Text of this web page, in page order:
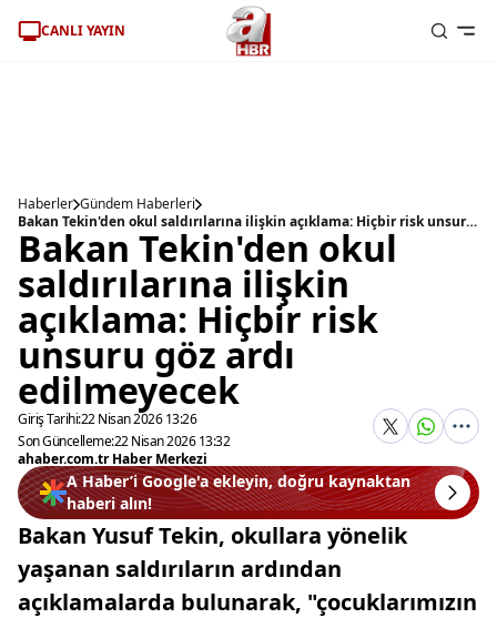
CANLI YAYIN
Haberler Gündem Haberleri
Bakan Tekin'den okul saldırılarına ilişkin açıklama: Hiçbir risk unsuru göz ardı edilmeyecek
Bakan Tekin'den okul
saldırılarına ilişkin
açıklama: Hiçbir risk
unsuru göz ardı
edilmeyecek
Giriş Tarihi:22 Nisan 2026 13:26
Son Güncelleme:22 Nisan 2026 13:32
ahaber.com.tr Haber Merkezi
A Haber’i Google'a ekleyin, doğru kaynaktan
haberi alın!
Bakan Yusuf Tekin, okullara yönelik
yaşanan saldırıların ardından
açıklamalarda bulunarak, "çocuklarımızın